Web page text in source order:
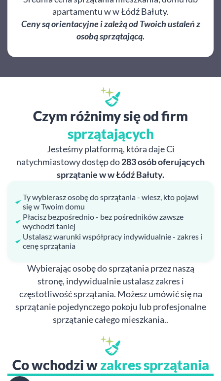
apartamentu w w Łódź Bałuty.
Ceny są orientacyjne i zależą od Twoich ustaleń z
osobą sprzątającą.
Czym różnimy się od firm
sprzątających
Jesteśmy platformą, która daje Ci
natychmiastowy dostęp do283 osób oferujących
sprzątanie w w Łódź Bałuty.
Ty wybierasz osobę do sprzątania - wiesz, kto pojawi
się w Twoim domu
Płacisz bezpośrednio - bez pośredników zawsze
wychodzi taniej
Ustalasz warunki współpracy indywidualnie - zakres i
cenę sprzątania
Wybierając osobę do sprzątania przez naszą
stronę, indywidualnie ustalasz zakres i
częstotliwość sprzątania. Możesz umówić się na
sprzątanie pojedynczego pokoju lub profesjonalne
sprzątanie całego mieszkania..
Co wchodzi wzakres sprzątania